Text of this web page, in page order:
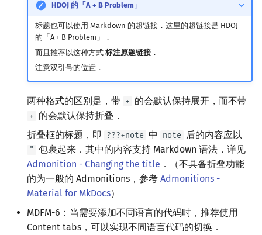
HDOJ 的「A + B Problem」
标题也可以使用 Markdown 的超链接．这里的超链接是 HDOJ
的「A + B Problem」．
而且推荐以这种方式 标注原题链接．
注意双引号的位置．
两种格式的区别是，带 + 的会默认保持展开，而不带
+ 的会默认保持折叠．
折叠框的标题，即
???+note 中 note 后的内容应以
" 包裹起来．其中的内容支持 Markdown 语法．详见
Admonition - Changing the title ．（不具备折叠功能
的为一般的 Admonitions，参考 Admonitions -
Material for MkDocs）
MDFM-6：当需要添加不同语言的代码时，推荐使用
Content tabs，可以实现不同语言代码的切换．